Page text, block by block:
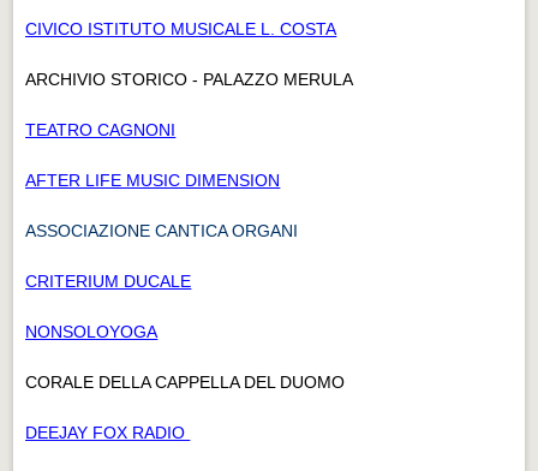
CIVICO ISTITUTO MUSICALE L. COSTA
ARCHIVIO STORICO - PALAZZO MERULA
TEATRO CAGNONI
AFTER LIFE MUSIC DIMENSION
ASSOCIAZIONE CANTICA ORGANI
CRITERIUM DUCALE
NONSOLOYOGA
CORALE DELLA CAPPELLA DEL DUOMO
DEEJAY FOX RADIO